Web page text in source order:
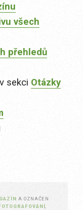
všech
přehledů
sekci Otázky
A OZNAČEN